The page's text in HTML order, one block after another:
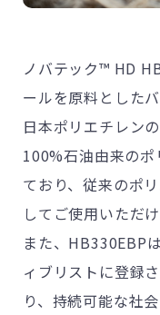
ノバテック™ HD
ールを原料とした
日本ポリエチレン
100%石油由来の
ており、従来のポ
してご使用いただけ
また、HB330EBP
ィブリストに登録
り、持続可能な社